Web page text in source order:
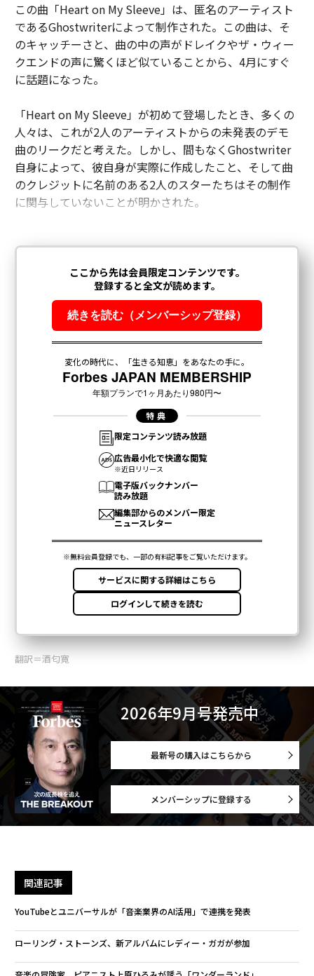
この曲「Heart on My Sleeve」は、匿名のアーティスト
であるGhostwriterによって制作された。この曲は、そ
のキャッチーさと、曲の中の声がドレイクやザ・ウィー
クエンドの声に驚くほど似ていることから、4月にすぐ
に話題になった。
「Heart on My Sleeve」が初めて登場したとき、多くの
人々は、これが2人のアーティストからの未発表のデモ
曲のリークだと考えた。しかし、間もなくGhostwriter
自身によって、彼自身が実際に作成したこと、そして曲
のクレジットに名前のある2人のスターたちはその制作
に関与していないことが明かされた。
翻訳＝酒匂寛
2026年9月号発売中
最新号の購入はこちらから
メンバーシップに登録する
関連記事
YouTubeとユニバーサルが「音楽業界のAI活用」で連携を発表
ローリング・ストーンズ、新アルバムにレディー・ガガが参加